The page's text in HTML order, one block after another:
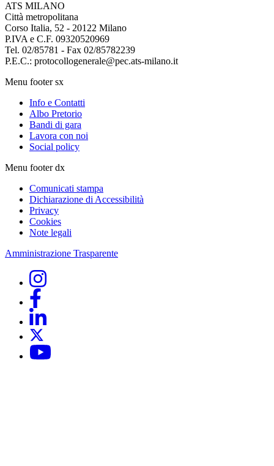
ATS MILANO
Città metropolitana
Corso Italia, 52 - 20122 Milano
P.IVA e C.F. 09320520969
Tel. 02/85781 - Fax 02/85782239
P.E.C.: protocollogenerale@pec.ats-milano.it
Menu footer sx
Info e Contatti
Albo Pretorio
Bandi di gara
Lavora con noi
Social policy
Menu footer dx
Comunicati stampa
Dichiarazione di Accessibilità
Privacy
Cookies
Note legali
Amministrazione Trasparente